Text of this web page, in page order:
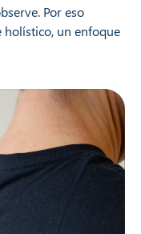
Por eso
un enfoque